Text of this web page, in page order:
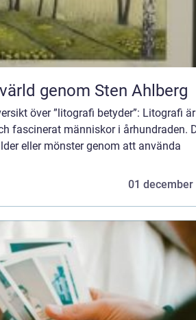
genom Sten Ahlberg
över ”litografi betyder”: Litografi
fascinerat människor i århundraden.
eller mönster genom att använda
01 december